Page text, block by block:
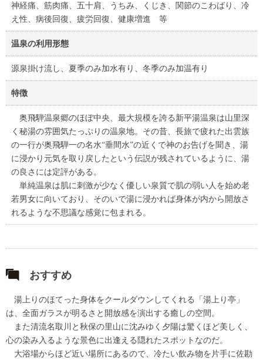
神経痛、筋肉痛、五十肩、うちみ、くじき、関節のこわばり、冷
え性、病後回復、疲労回復、健康増進 等
温泉の利用形態
源泉掛け流し、夏季のみ加水有り、冬季のみ加温有り
特徴
奥飛騨温泉郷のほぼ中央、最大規模を誇る新平湯温泉は山里深
く秘湯の雰囲気たっぷりの温泉地。その昔、長旅で疲れた出雲族
の一行が奥飛騨一の名水“垂間水”の近くで神のお告げを聞き、湯
に浸かり元気を取り戻したという伝説が残されているように、湯
の良さには定評がある。
単純温泉は肌に刺激が少なく優しい泉質で肌の弱い人を始め老
若男女に向いており、そのいで湯に浸かれば身体が内から開放さ
れるような不思議な感覚に包まれる。
おすすめ
湯上りのほてった身体をクールダウンしてくれる「湯上り亭」
は、全面ガラスが明るさと開放感を演出する癒しの空間。
また清流名取川と秋保の里山に沈みゆく夕陽は驚くほど美しく、
心の染み入るような景色に出逢える隠れたスポットなのだ。
大浴場からほど近い場所にあるので、冷たい飲み物を片手に佐勘